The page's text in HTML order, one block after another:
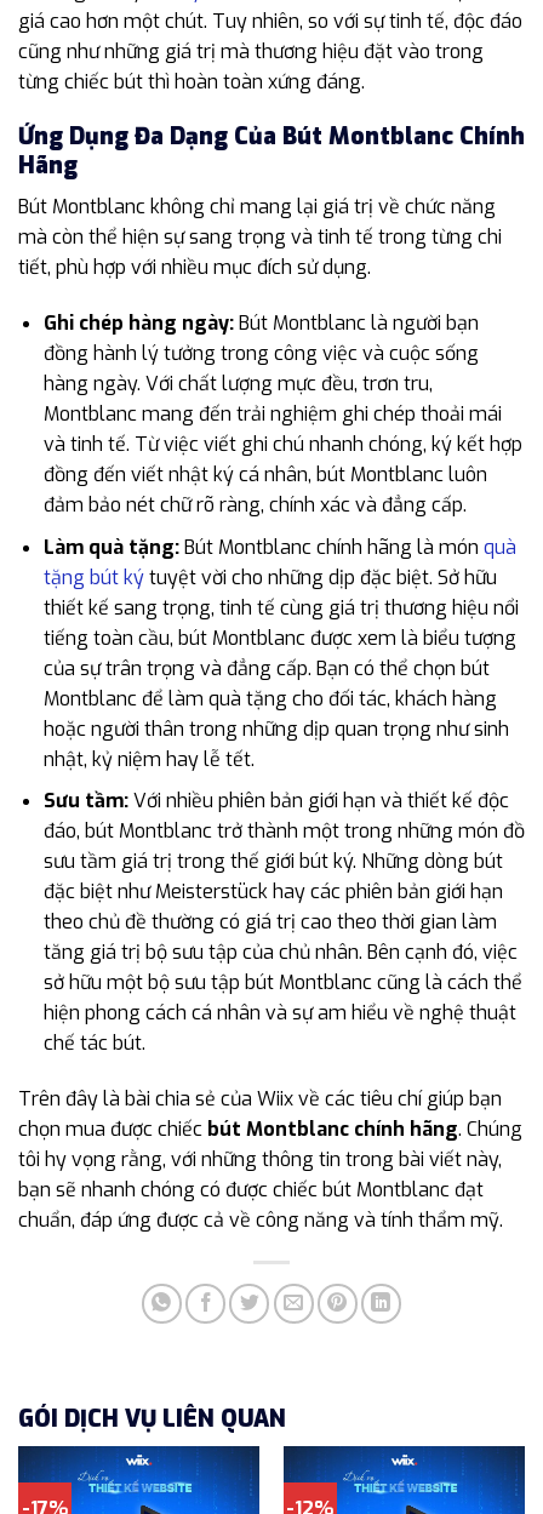
giá cao hơn một chút. Tuy nhiên, so với sự tinh tế, độc đáo
cũng như những giá trị mà thương hiệu đặt vào trong
từng chiếc bút thì hoàn toàn xứng đáng.
Ứng Dụng Đa Dạng Của Bút Montblanc Chính
Hãng
Bút Montblanc không chỉ mang lại giá trị về chức năng
mà còn thể hiện sự sang trọng và tinh tế trong từng chi
tiết, phù hợp với nhiều mục đích sử dụng.
Ghi chép hàng ngày:Bút Montblanc là người bạn
đồng hành lý tưởng trong công việc và cuộc sống
hàng ngày. Với chất lượng mực đều, trơn tru,
Montblanc mang đến trải nghiệm ghi chép thoải mái
và tinh tế. Từ việc viết ghi chú nhanh chóng, ký kết hợp
đồng đến viết nhật ký cá nhân, bút Montblanc luôn
đảm bảo nét chữ rõ ràng, chính xác và đẳng cấp.
Làm quà tặng:Bút Montblanc chính hãng là món quà
tặng bút kýtuyệt vời cho những dịp đặc biệt. Sở hữu
thiết kế sang trọng, tinh tế cùng giá trị thương hiệu nổi
tiếng toàn cầu, bút Montblanc được xem là biểu tượng
của sự trân trọng và đẳng cấp. Bạn có thể chọn bút
Montblanc để làm quà tặng cho đối tác, khách hàng
hoặc người thân trong những dịp quan trọng như sinh
nhật, kỷ niệm hay lễ tết.
Sưu tầm:Với nhiều phiên bản giới hạn và thiết kế độc
đáo, bút Montblanc trở thành một trong những món đồ
sưu tầm giá trị trong thế giới bút ký. Những dòng bút
đặc biệt như Meisterstück hay các phiên bản giới hạn
theo chủ đề thường có giá trị cao theo thời gian làm
tăng giá trị bộ sưu tập của chủ nhân. Bên cạnh đó, việc
sở hữu một bộ sưu tập bút Montblanc cũng là cách thể
hiện phong cách cá nhân và sự am hiểu về nghệ thuật
chế tác bút.
Trên đây là bài chia sẻ của Wiix về các tiêu chí giúp bạn
chọn mua được chiếc bút Montblanc chính hãng. Chúng
tôi hy vọng rằng, với những thông tin trong bài viết này,
bạn sẽ nhanh chóng có được chiếc bút Montblanc đạt
chuẩn, đáp ứng được cả về công năng và tính thẩm mỹ.
GÓI DỊCH VỤ LIÊN QUAN
-17% -12%